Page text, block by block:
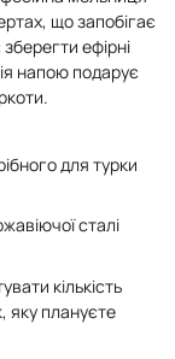
що запобігає
ефірні
напою подарує
для турки
сталі
кількість
яку плануєте